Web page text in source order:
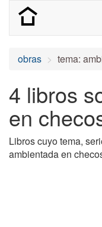
obras tema:
4 libros
en
Libros cuyo tema,
ambientada en